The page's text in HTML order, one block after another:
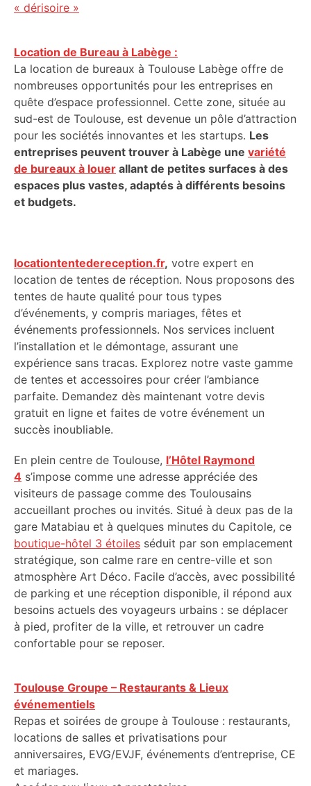
« dérisoire »
Location de Bureau à Labège :
La location de bureaux à Toulouse Labège offre de
nombreuses opportunités pour les entreprises en
quête d’espace professionnel. Cette zone, située au
sud-est de Toulouse, est devenue un pôle d’attraction
pour les sociétés innovantes et les startups. Les
entreprises peuvent trouver à Labège une variété
de bureaux à louer allant de petites surfaces à des
espaces plus vastes, adaptés à différents besoins
et budgets.
locationtentedereception.fr, votre expert en
location de tentes de réception. Nous proposons des
tentes de haute qualité pour tous types
d’événements, y compris mariages, fêtes et
événements professionnels. Nos services incluent
l’installation et le démontage, assurant une
expérience sans tracas. Explorez notre vaste gamme
de tentes et accessoires pour créer l’ambiance
parfaite. Demandez dès maintenant votre devis
gratuit en ligne et faites de votre événement un
succès inoubliable.
En plein centre de Toulouse, l’Hôtel Raymond
4 s’impose comme une adresse appréciée des
visiteurs de passage comme des Toulousains
accueillant proches ou invités. Situé à deux pas de la
gare Matabiau et à quelques minutes du Capitole, ce
boutique-hôtel 3 étoiles séduit par son emplacement
stratégique, son calme rare en centre-ville et son
atmosphère Art Déco. Facile d’accès, avec possibilité
de parking et une réception disponible, il répond aux
besoins actuels des voyageurs urbains : se déplacer
à pied, profiter de la ville, et retrouver un cadre
confortable pour se reposer.
Toulouse Groupe – Restaurants & Lieux
événementiels
Repas et soirées de groupe à Toulouse : restaurants,
locations de salles et privatisations pour
anniversaires, EVG/EVJF, événements d’entreprise, CE
et mariages.